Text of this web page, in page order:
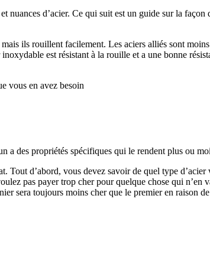
d’acier. Ce qui suit est un guide sur la
mais ils rouillent facilement. Les aciers alliés sont
est résistant à la rouille et a une bonne
vous en avez besoin
a des propriétés spécifiques qui le rendent plus ou
Tout d’abord, vous devez savoir de quel type
pas payer trop cher pour quelque chose qui n’en
sera toujours moins cher que le premier en raison